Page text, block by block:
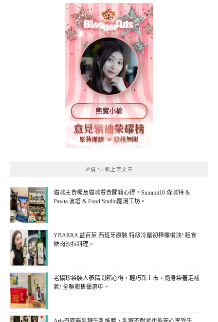
熊寶小榆
🔎燒ㄟ~新上架文章
貓咪主食糧及貓咪餐食開箱心得，Summit10 森咪特 &
Pawta 波塔 & Food Studio寵湯工坊。
YBARRA 益百萊 西班牙原裝 特級冷壓初榨橄欖油! 輕食
雞肉沙拉料理。
老協珍袋裝人蔘精開箱心得，輕巧新上市，隨身袋著走補
氣! 全聯販售優惠中。